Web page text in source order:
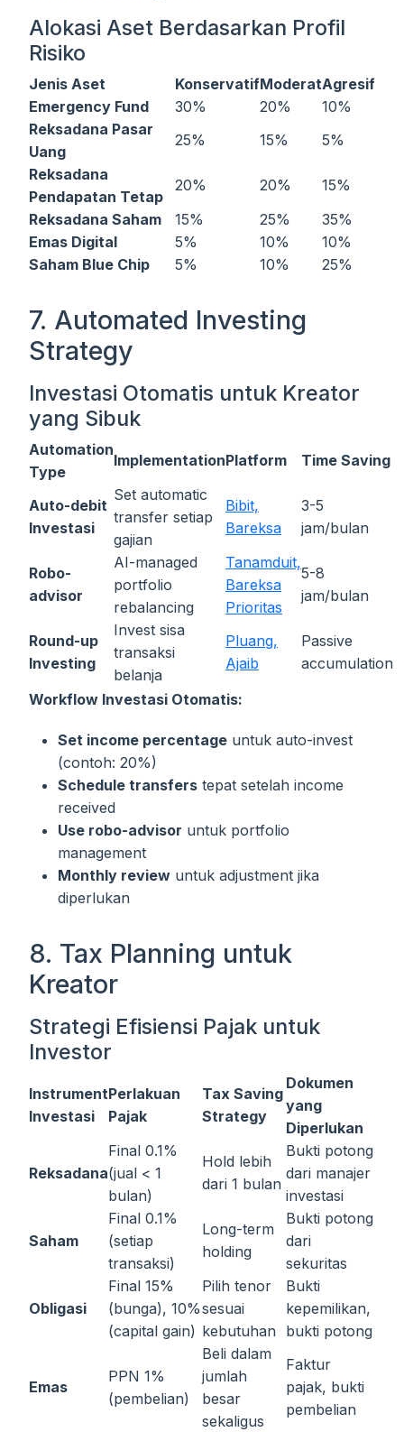
Alokasi Aset Berdasarkan Profil
Risiko
Jenis Aset KonservatifModeratAgresif
Emergency Fund
30% 20%
10%
Reksadana Pasar
Uang
25% 15%
5%
Reksadana
Pendapatan Tetap
20% 20%
15%
Reksadana Saham
15% 25%
35%
Emas Digital
5% 10%
10%
Saham Blue Chip
5% 10% 25%
7. Automated Investing
Strategy
Investasi Otomatis untuk Kreator
yang Sibuk
Automation
Type
ImplementationPlatform Time Saving
Auto-debit
Investasi
Set automatic
transfer setiap
gajian
Bibit,
Bareksa
3-5
jam/bulan
Robo-
advisor
AI-managed
portfolio
rebalancing
Tanamduit,
Bareksa
Prioritas
5-8
jam/bulan
Round-up
Investing
Invest sisa
transaksi
belanja
Pluang,
Ajaib
Passive
accumulation
Workflow Investasi Otomatis:
Set income percentage untuk auto-invest
(contoh: 20%)
Schedule transfers tepat setelah income
received
Use robo-advisor untuk portfolio
management
Monthly review untuk adjustment jika
diperlukan
8. Tax Planning untuk
Kreator
Strategi Efisiensi Pajak untuk
Investor
Instrument
Investasi
Perlakuan
Pajak
Tax Saving
Strategy
Dokumen
yang
Diperlukan
Reksadana
Final 0.1%
(jual < 1
bulan)
Hold lebih
dari 1 bulan
Bukti potong
dari manajer
investasi
Saham
Final 0.1%
(setiap
transaksi)
Long-term
holding
Bukti potong
dari
sekuritas
Obligasi
Final 15%
(bunga), 10%
(capital gain)
Pilih tenor
sesuai
kebutuhan
Bukti
kepemilikan,
bukti potong
Emas
PPN 1%
(pembelian)
Beli dalam
jumlah
besar
sekaligus
Faktur
pajak, bukti
pembelian